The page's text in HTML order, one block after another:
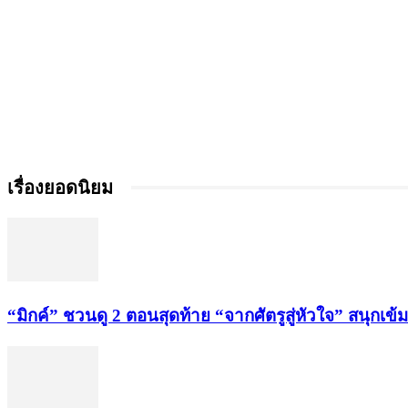
เรื่องยอดนิยม
“มิกค์” ชวนดู 2 ตอนสุดท้าย “จากศัตรูสู่หัวใจ” สนุกเข้